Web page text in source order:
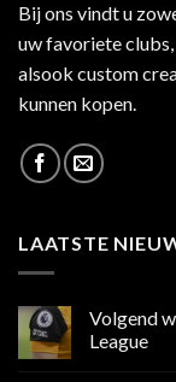
Bij ons vindt u
uw favoriete clubs,
alsook custom
kunnen kopen.
LAATSTE
Volgend
League